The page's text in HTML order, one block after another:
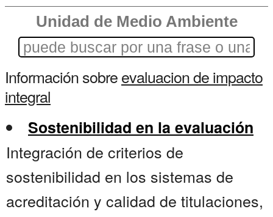
Unidad de Medio Ambiente
Información sobreevaluacion de impacto
integral
Sostenibilidad en la evaluación
Integración de criterios de
sostenibilidad en los sistemas de
acreditación y calidad de titulaciones,